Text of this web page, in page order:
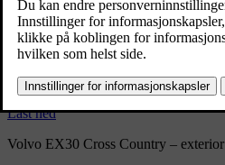
2/10/2025
Bokmerke
Del
Last ned
Volvo EX30 Cross Country – exterior